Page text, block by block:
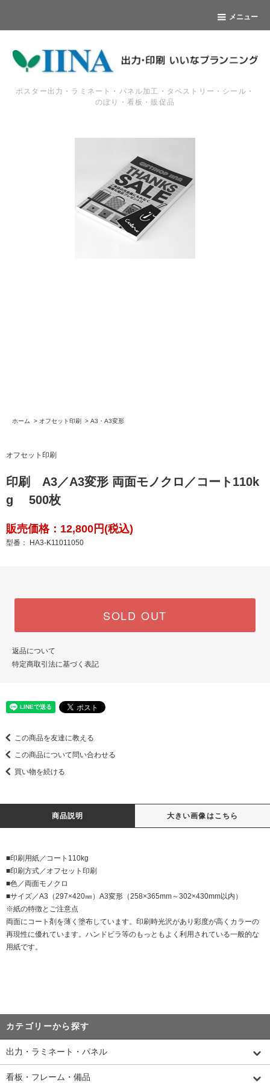
メニュー
ポスター出力・ラミネート・パネル加工・タペストリー・シール・
のぼり・看板・販促品
ホーム > オフセット印刷 > A3・A3変形
オフセット印刷
印刷 A3／A3変形 両面モノクロ／コート110k
g 500枚
販売価格：12,800円(税込)
型番： HA3-K11011050
SOLD OUT
返品について
特定商取引法に基づく表記
この商品を友達に教える
この商品について問い合わせる
買い物を続ける
商品説明 大きい画像はこちら
■印刷用紙／コート110kg
■印刷方式／オフセット印刷
■色／両面モノクロ
■サイズ／A3（297×420㎜）A3変形（258×365mm～302×430mm以内）
※紙の特徴とご注意点
両面にコート剤を薄く塗布しています。印刷時光沢があり彩度が高くカラーの
再現性に優れています。ハンドビラ等のもっともよく利用されている一般的な
用紙です。
カテゴリーから探す
出力・ラミネート・パネル
看板・フレーム・備品